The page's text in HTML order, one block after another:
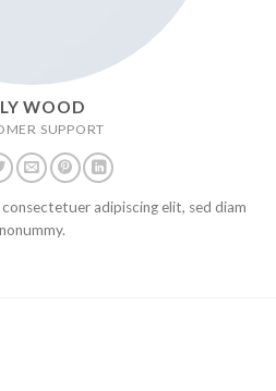
WOOD
SUPPORT
adipiscing elit, sed diam
nonummy.